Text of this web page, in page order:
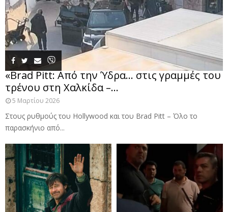
«Brad Pitt: Από την Ύδρα… στις γραμμές του
τρένου στη Χαλκίδα –...
5 Μαρτίου 2026
Στους ρυθμούς του Hollywood και του Brad Pitt – Όλο το
παρασκήνιο από...